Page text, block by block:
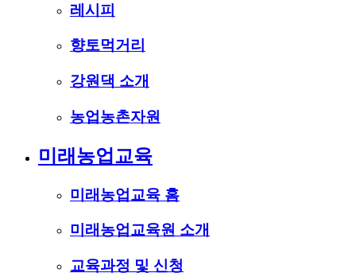
레시피
향토먹거리
강원댁 소개
농업농촌자원
미래농업교육
미래농업교육 홈
미래농업교육원 소개
교육과정 및 신청